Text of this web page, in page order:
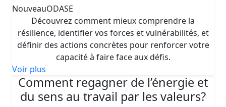
NouveauODASE
Découvrez comment mieux comprendre la
résilience, identifier vos forces et vulnérabilités, et
définir des actions concrètes pour renforcer votre
capacité à faire face aux défis.
Voir plus
Comment regagner de l’énergie et
du sens au travail par les valeurs?